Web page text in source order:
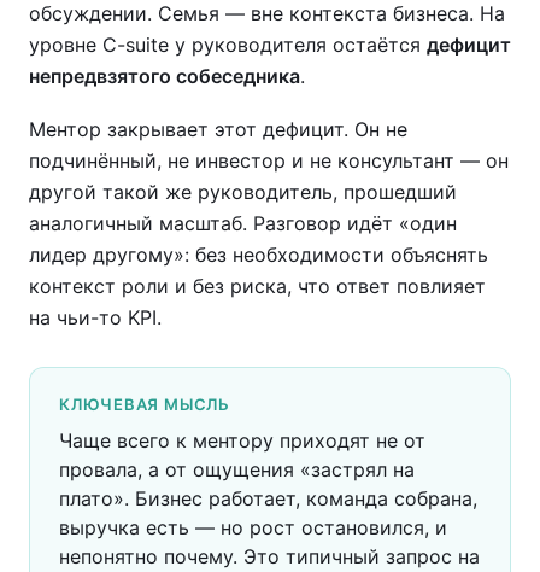
обсуждении. Семья — вне контекста бизнеса. На
уровне C-suite у руководителя остаётся дефицит
непредвзятого собеседника.
Ментор закрывает этот дефицит. Он не
подчинённый, не инвестор и не консультант — он
другой такой же руководитель, прошедший
аналогичный масштаб. Разговор идёт «один
лидер другому»: без необходимости объяснять
контекст роли и без риска, что ответ повлияет
на чьи-то KPI.
КЛЮЧЕВАЯ МЫСЛЬ
Чаще всего к ментору приходят не от
провала, а от ощущения «застрял на
плато». Бизнес работает, команда собрана,
выручка есть — но рост остановился, и
непонятно почему. Это типичный запрос на